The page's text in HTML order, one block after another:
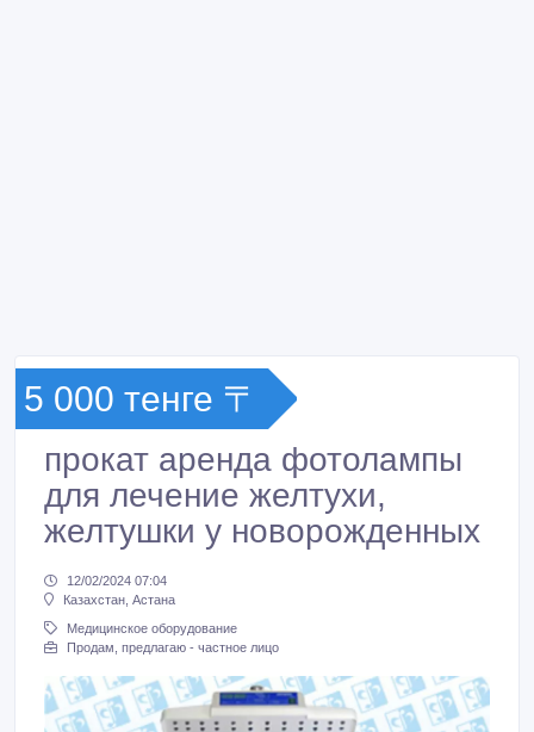
5 000 тенге 〒
прокат аренда фотолампы
для лечение желтухи,
желтушки у новорожденных
12/02/2024 07:04
Казахстан, Астана
Медицинское оборудование
Продам, предлагаю - частное лицо